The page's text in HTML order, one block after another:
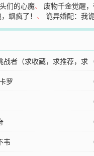
们的心魔、 废物千金觉醒
飒疯了！ 、诡异婚配：我
战者（求收藏，求推荐，求
罗
韦